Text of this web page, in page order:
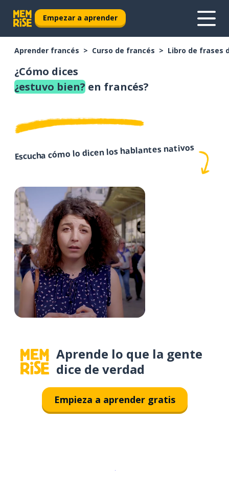
Empezar a aprender
Aprender francés Curso de francés Libro de frases
¿Cómo dices
¿estuvo bien? en francés?
Escucha cómo lo dicen los hablantes nativos
Aprende lo que la gente
dice de verdad
Empieza a aprender gratis